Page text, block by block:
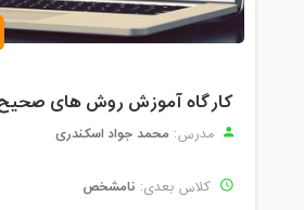
مدرس: محمد جواد اسکندری
کلاس بعدی: نامشخص